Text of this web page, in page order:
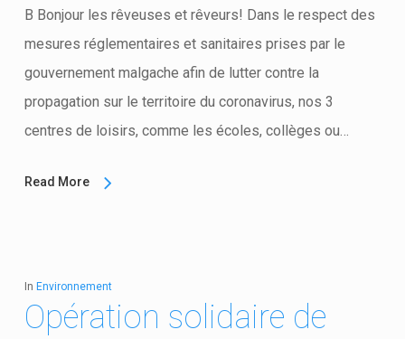
B Bonjour les rêveuses et rêveurs! Dans le respect des
mesures réglementaires et sanitaires prises par le
gouvernement malgache afin de lutter contre la
propagation sur le territoire du coronavirus, nos 3
centres de loisirs, comme les écoles, collèges ou…
Read More
In Environnement
Opération solidaire de